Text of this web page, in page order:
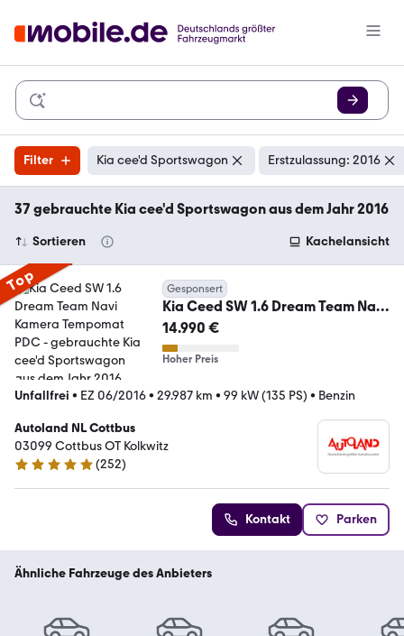
Filter Kia cee'd Sportswagon Erstzulassung: 2016
37 gebrauchte Kia cee'd Sportswagon aus dem Jahr 2016
Sortieren Kachelansicht
Top Gesponsert
Kia Ceed SW 1.6 Dream Team Navi
Kamera Tempomat PDC
14.990 €
Hoher Preis
Unfallfrei • EZ 06/2016• 29.987 km • 99 kW (135 PS) • Benzin
Autoland NL Cottbus
03099 Cottbus OT Kolkwitz
4.8 Sterne
(252)
Kontakt Parken
Ähnliche Fahrzeuge des Anbieters